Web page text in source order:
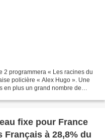
2 programmera « Les racines du
policière « Alex Hugo ». Une
en plus un grand nombre de
fixe pour France
Français à 28,8% du